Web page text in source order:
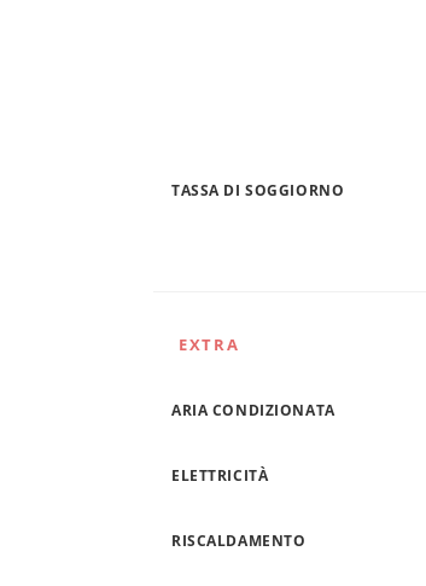
TASSA DI SOGGIORNO
EXTRA
ARIA CONDIZIONATA
ELETTRICITÀ
RISCALDAMENTO